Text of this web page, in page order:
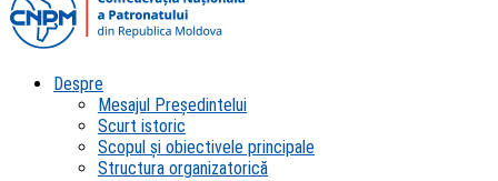
Despre
Mesajul Președintelui
Scurt istoric
Scopul şi obiectivele principale
Structura organizatorică